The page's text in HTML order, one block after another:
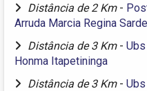
Distância de 2 Km -
Arruda Marcia Regina
Distância de 3 Km -
Honma Itapetininga
Distância de 3 Km -